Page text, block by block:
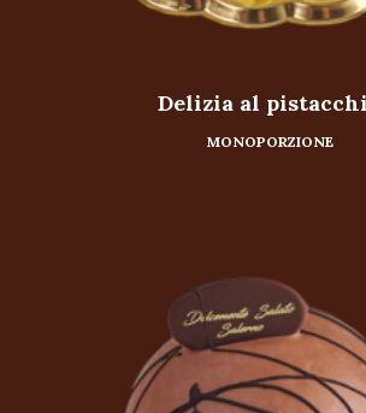
Delizia al
MONOPORZIONE